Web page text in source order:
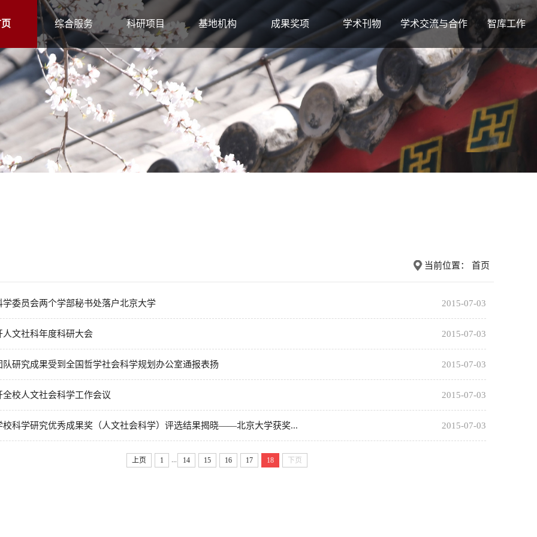
综合服务 科研项目 基地机构 成果奖项 学术刊物 学术交流与合作 智库工作
当前位置： 首页
2015-07-03
学委员会两个学部秘书处落户北京大学
2015-07-03
人文社科年度科研大会
2015-07-03
队研究成果受到全国哲学社会科学规划办公室通报表扬
2015-07-03
全校人文社会科学工作会议
2015-07-03
校科学研究优秀成果奖（人文社会科学）评选结果揭晓——北京大学获奖...
上页 1 ... 14 15 16 17 18 下页